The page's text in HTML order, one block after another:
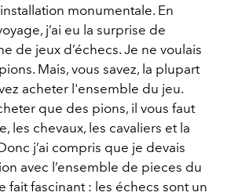
monumentale. En
j’ai eu la surprise de
de jeux d’échecs. Je ne voulais
Mais, vous savez, la plupart
acheter l'ensemble du jeu.
que des pions, il vous faut
les chevaux, les cavaliers et la
j’ai compris que je devais
avec l’ensemble de pieces du
fait fascinant : les échecs sont un